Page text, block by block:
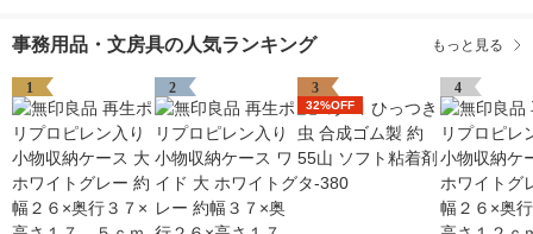
事務用品・文房具の人気ランキング もっと見る
1 2 3
32%OFF
4